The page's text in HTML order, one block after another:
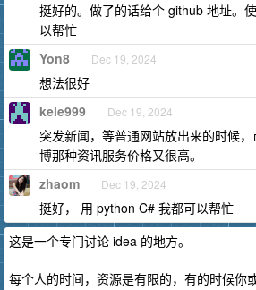
挺好的。做了的话给个 github 地址。
以帮忙
Yon8 Dec 19, 2024
想法很好
kele999 Dec 19, 2024
突发新闻，等普通网站放出来的时候
博那种资讯服务价格又很高。
zhaom Dec 19, 2024
挺好， 用 python C# 我都可以帮忙
这是一个专门讨论 idea 的地方。
每个人的时间，资源是有限的，有的时候你